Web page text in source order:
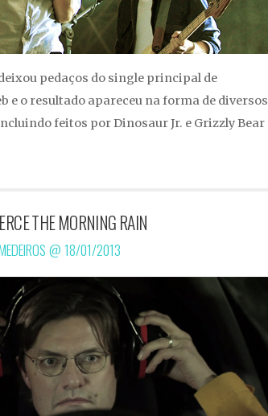
pedaços do single principal de
e o resultado apareceu na forma de diversos
feitos por Dinosaur Jr. e Grizzly Bear
THE MORNING RAIN
@18/01/2013